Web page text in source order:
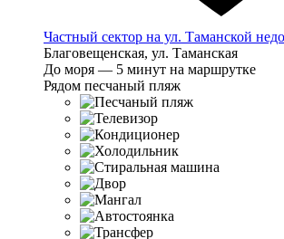
Частный сектор на ул. Таманской
Благовещенская, ул. Таманская
До моря — 5 минут на маршрутке
Рядом песчаный пляж